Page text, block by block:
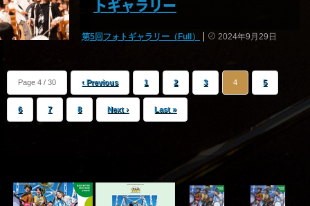
トギャラリー
第5回フォトギャラリー（Full） 2024年9月29日
Page 4 / 30 ‹ Previous 1 2 3 4 5
6 7 8 Next › Last »